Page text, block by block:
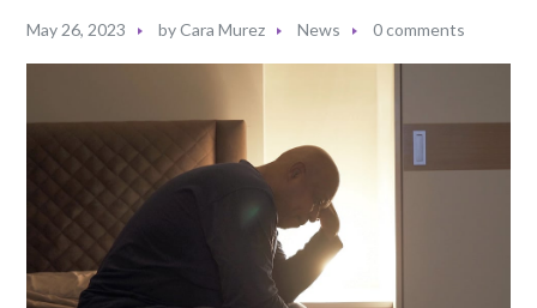
May 26, 2023 byCara Murez News 0 comments